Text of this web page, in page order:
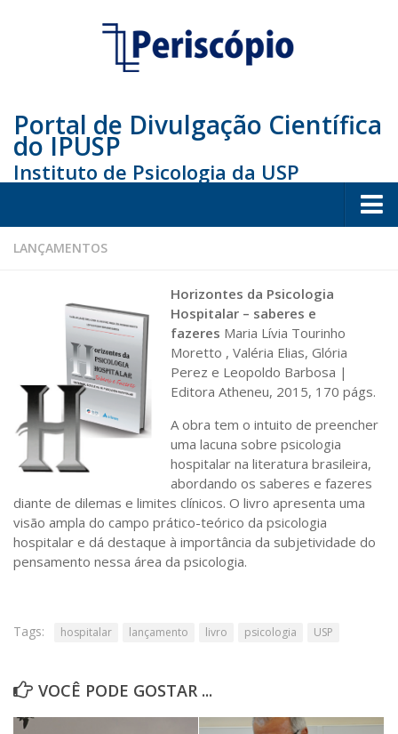
Portal de Divulgação Científica
do IPUSP
Instituto de Psicologia da USP
Home
Educação
Arte e Cultura
Saúde
Seções
Mural do IP
Perfil
Commentor
Lançamento
Alfabetização
LANÇAMENTOS
Horizontes da Psicologia
Hospitalar – saberes e
fazeres Maria Lívia Tourinho
Moretto , Valéria Elias, Glória
Perez e Leopoldo Barbosa |
Editora Atheneu, 2015, 170 págs.
A obra tem o intuito de preencher
uma lacuna sobre psicologia
hospitalar na literatura brasileira,
abordando os saberes e fazeres
diante de dilemas e limites clínicos. O livro apresenta uma
visão ampla do campo prático-teórico da psicologia
hospitalar e dá destaque à importância da subjetividade do
pensamento nessa área da psicologia.
Tags: hospitalar lançamento livro psicologia USP
VOCÊ PODE GOSTAR ...